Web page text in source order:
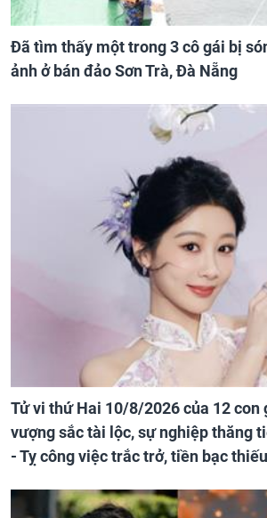
Đã tìm thấy một trong 3 cô gái bị
ảnh ở bán đảo Sơn Trà, Đà Nẵng
Tử vi thứ Hai 10/8/2026 của 12 con
vượng sắc tài lộc, sự nghiệp thăng
- Tỵ công việc trắc trở, tiền bạc